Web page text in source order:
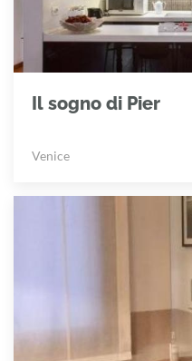
Il sogno di Pier
Venice